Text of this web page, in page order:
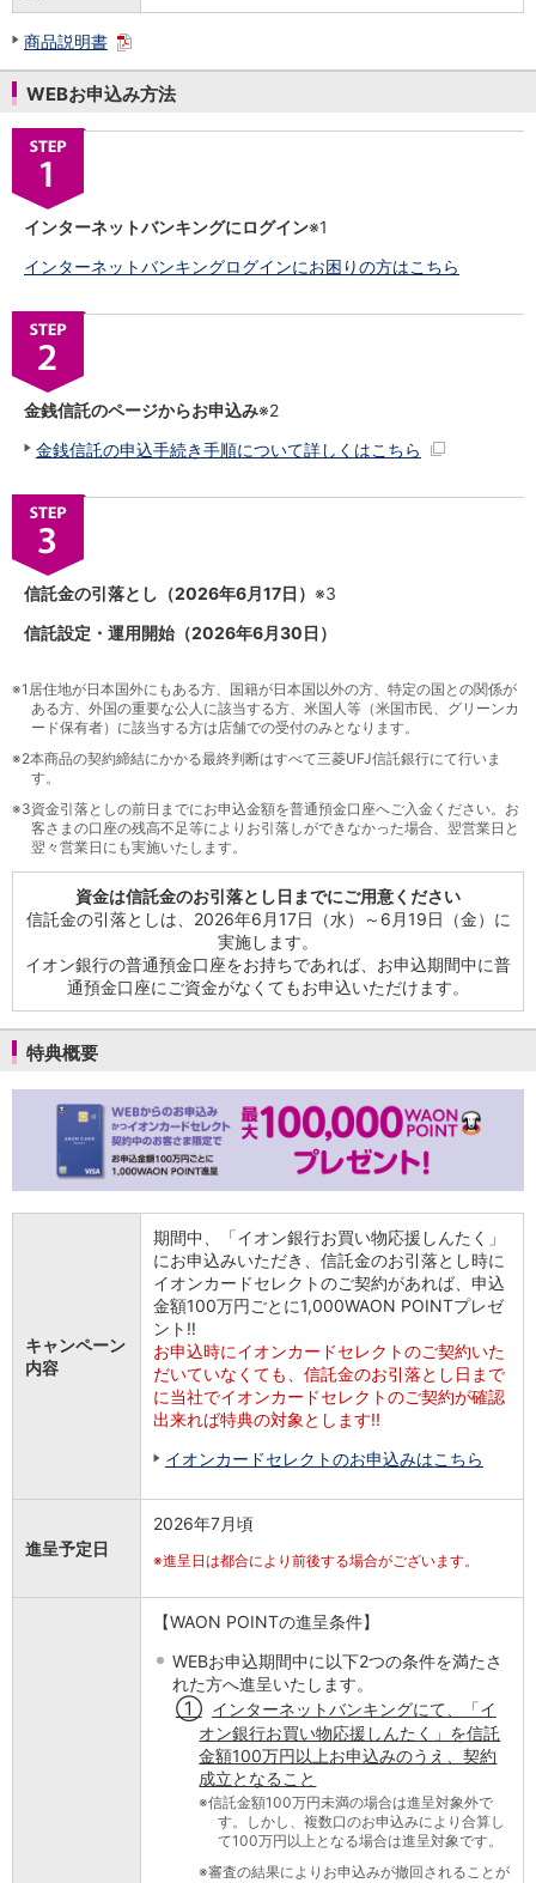
商品説明書
WEBお申込み方法
インターネットバンキングにログイン※1
インターネットバンキングログインにお困りの方はこちら
金銭信託のページからお申込み※2
金銭信託の申込手続き手順について詳しくはこちら
信託金の引落とし（2026年6月17日） ※3
信託設定・運用開始（2026年6月30日）
※1 居住地が日本国外にもある方、国籍が日本国以外の方、特定の国との関係が
ある方、外国の重要な公人に該当する方、米国人等（米国市民、グリーンカ
ード保有者）に該当する方は店舗での受付のみとなります。
※2本商品の契約締結にかかる最終判断はすべて三菱UFJ信託銀行にて行いま
す。
※3資金引落としの前日までにお申込金額を普通預金口座へご入金ください。お
客さまの口座の残高不足等によりお引落しができなかった場合、翌営業日と
翌々営業日にも実施いたします。
資金は信託金のお引落とし日までにご用意ください
信託金の引落としは、2026年6月17日（水）～6月19日（金）に
実施します。
イオン銀行の普通預金口座をお持ちであれば、お申込期間中に普
通預金口座にご資金がなくてもお申込いただけます。
特典概要
キャンペーン
内容
期間中、「イオン銀行お買い物応援しんたく」
にお申込みいただき、信託金のお引落とし時に
イオンカードセレクトのご契約があれば、申込
金額100万円ごとに1,000WAON POINTプレゼ
ント‼
お申込時にイオンカードセレクトのご契約いた
だいていなくても、信託金のお引落とし日まで
に当社でイオンカードセレクトのご契約が確認
出来れば特典の対象とします!!
イオンカードセレクトのお申込みはこちら
進呈予定日
2026年7月頃
※進呈日は都合により前後する場合がございます。
【WAON POINTの進呈条件】
WEBお申込期間中に以下2つの条件を満たさ
れた方へ進呈いたします。
① インターネットバンキングにて、「イ
オン銀行お買い物応援しんたく」を信託
金額100万円以上お申込みのうえ、契約
成立となること
※信託金額100万円未満の場合は進呈対象外で
す。しかし、複数口のお申込みにより合算し
て100万円以上となる場合は進呈対象です。
※審査の結果によりお申込みが撤回されることが